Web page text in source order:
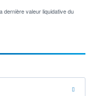
dernière valeur liquidative du